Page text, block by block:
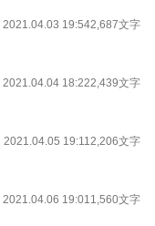
2021.04.03 19:542,687文字
2021.04.04 18:222,439文字
2021.04.05 19:112,206文字
2021.04.06 19:011,560文字